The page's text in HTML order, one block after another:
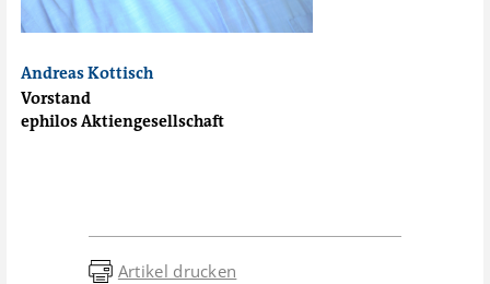
Andreas Kottisch
Vorstand
ephilos Aktiengesellschaft
Artikel drucken